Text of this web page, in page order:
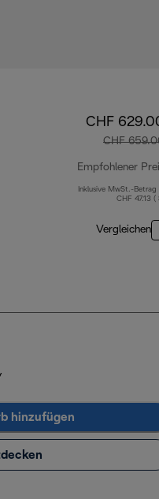
CHF
CHF
Empfohlener
Inklusive MwSt.-Betrag
CHF 47.13 (
Vergleichen
hinzufügen